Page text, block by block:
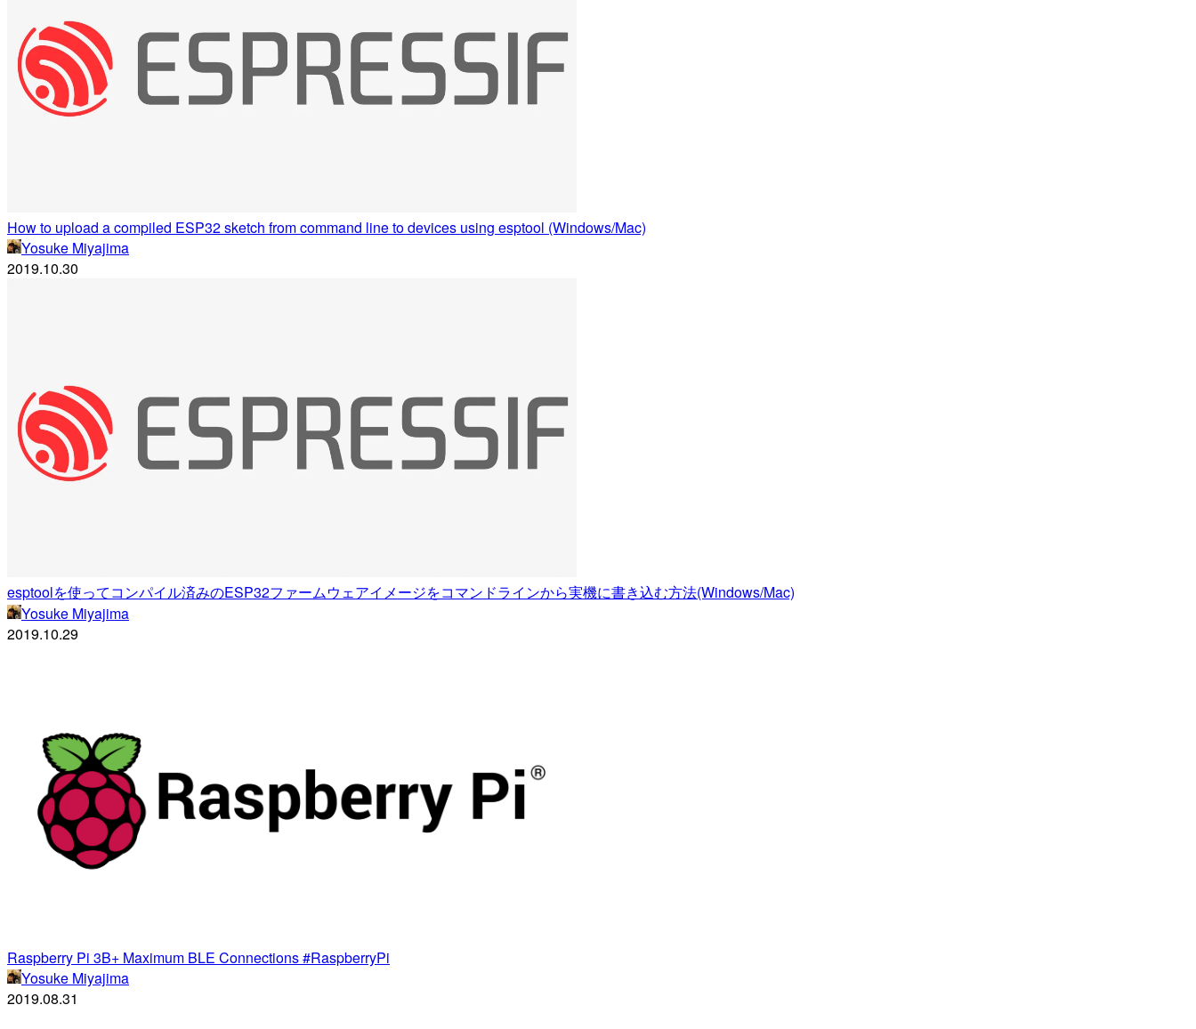
How to upload a compiled ESP32 sketch from command line to devices using esptool (Windows/Mac)
Yosuke Miyajima
2019.10.30
esptoolを使ってコンパイル済みのESP32ファームウェアイメージをコマンドラインから実機に書き込む方法(Windows/Mac)
Yosuke Miyajima
2019.10.29
Raspberry Pi 3B+ Maximum BLE Connections #RaspberryPi
Yosuke Miyajima
2019.08.31